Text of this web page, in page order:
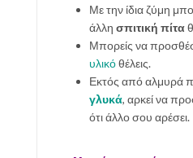
Με την ίδια ζύμη
άλλη σπιτική πίτα
Μπορείς να
υλικόθέλεις.
Εκτός από αλμυρά
γλυκά, αρκεί να
ότι άλλο σου αρέσει.